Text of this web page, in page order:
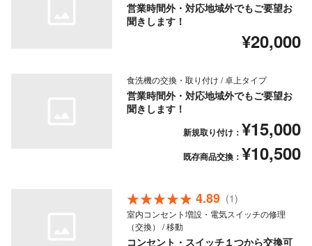
営業時間外・対応地域外でもご要望お
聞きします！
¥20,000
食洗機の交換・取り付け / 卓上タイプ
営業時間外・対応地域外でもご要望お
聞きします！
新規取り付け： ¥15,000
既存商品交換： ¥10,500
4.89 (1)
室内コンセント増設・電気スイッチの修理
（交換） / 移動
コンセント・スイッチ１つから交換可